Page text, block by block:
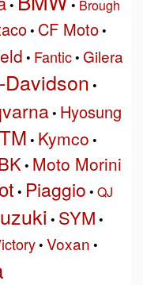
• • Brough
• CF Moto•
• Fantic• Gilera
Davidson •
• Hyosung
• Kymco •
• Moto Morini
• Piaggio • QJ
• SYM •
• Voxan •